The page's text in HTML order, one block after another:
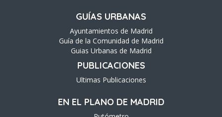
GUÍAS URBANAS
Ayuntamientos de Madrid
Guía de la Comunidad de Madrid
Guias Urbanas de Madrid
PUBLICACIONES
Ultimas Publicaciones
EN EL PLANO DE MADRID